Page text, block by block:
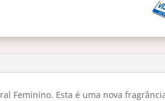
De
Feminino. Esta é uma nova